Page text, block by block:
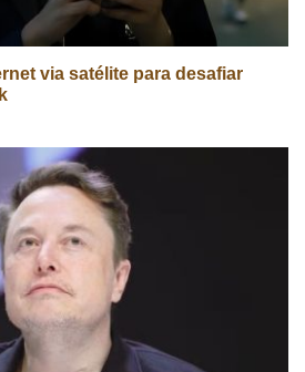
via satélite para desafiar